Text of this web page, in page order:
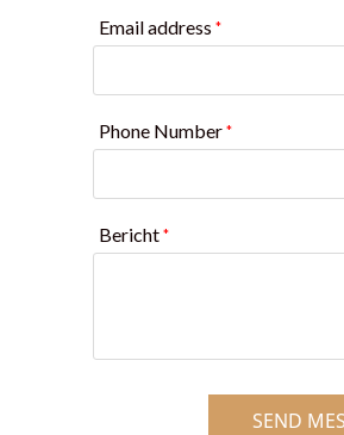
Email address *
Phone Number *
Bericht *
SEND